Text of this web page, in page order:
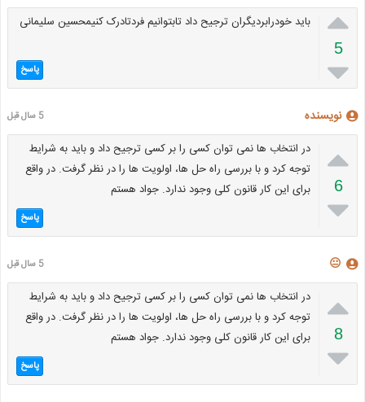

5

باید خودرابردیگران ترجیح داد تابتوانیم فردتادرک کنیمحسین سلیمانی
پاسخ
نویسنده 5 سال قبل

6

در انتخاب ها نمی توان کسی را بر کسی ترجیح داد و باید به شرایط
توجه کرد و با بررسی راه حل ها، اولویت ها را در نظر گرفت. در واقع
برای این کار قانون کلی وجود ندارد. جواد هستم
پاسخ
😐 5 سال قبل

8

در انتخاب ها نمی توان کسی را بر کسی ترجیح داد و باید به شرایط
توجه کرد و با بررسی راه حل ها، اولویت ها را در نظر گرفت. در واقع
برای این کار قانون کلی وجود ندارد. جواد هستم
پاسخ